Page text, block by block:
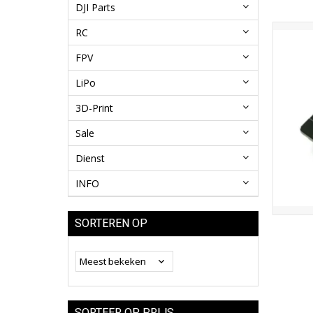
DJI Parts
RC
FPV
LiPo
3D-Print
Sale
Dienst
INFO
SORTEREN OP